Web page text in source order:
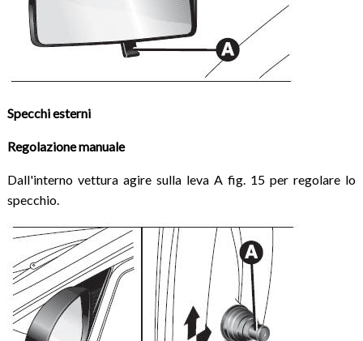
Specchi esterni
Regolazione manuale
Dall'interno vettura agire sulla leva A fig. 15 per regolare lo
specchio.